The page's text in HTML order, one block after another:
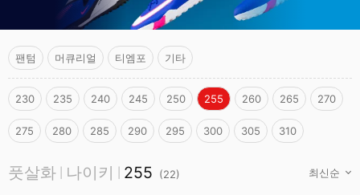
팬텀 머큐리얼 티엠포 기타
230 235 240 245 250 255 260 265 270
275 280 285 290 295 300 305 310
풋살화 나이키 255 (22)